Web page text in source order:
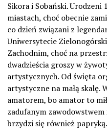
Sikora i Sobański.
miastach, choć obecnie
co dzień związani z
Uniwersytecie
Zachodnim, choć na
dwadzieścia groszy w
artystycznych. Od święta
artystyczne na małą skalę.
amatorem, bo amator to
zadufanym zawodowstwem
brzydzi się również papryką.